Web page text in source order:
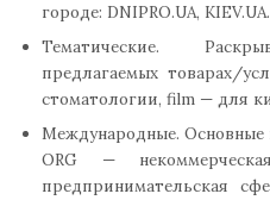
городе: DNIPRO.UA, KIEV.UA.
Тематические.
предлагаемых товарах/
стоматологии, film — для
Международные. Основные
ORG —
предпринимательская